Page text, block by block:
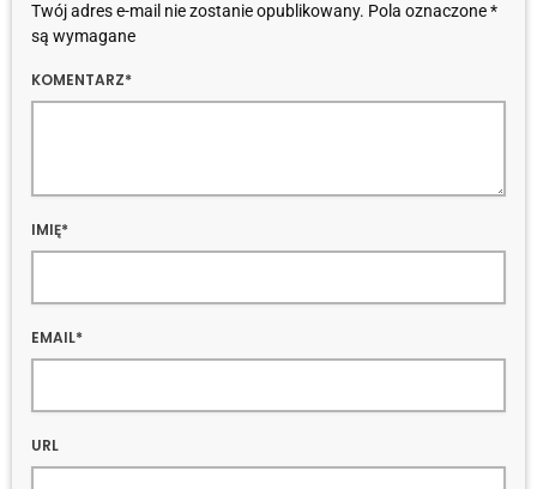
Twój adres e-mail nie zostanie opublikowany. Pola oznaczone *
są wymagane
KOMENTARZ*
IMIĘ*
EMAIL*
URL